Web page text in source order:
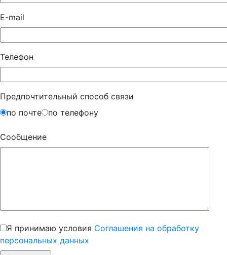
E-mail
Телефон
Предпочтительный способ связи
по почте
по телефону
Сообщение
Я принимаю условия Соглашения на обработку
персональных данных